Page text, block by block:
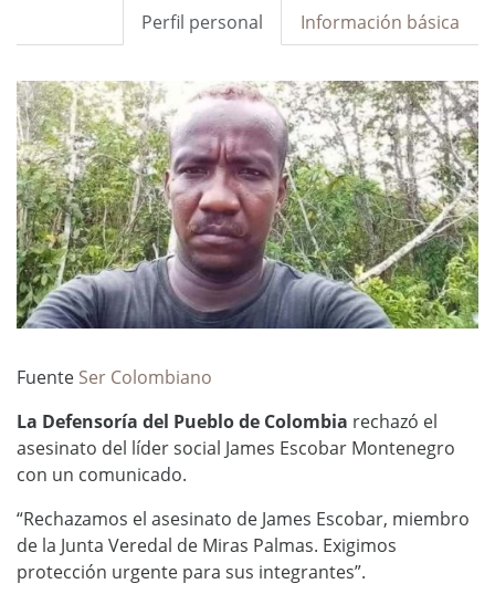
Información básica
Perfil personal
Fuente Ser Colombiano
La Defensoría del Pueblo de Colombia rechazó el
asesinato del líder social James Escobar Montenegro
con un comunicado.
“Rechazamos el asesinato de James Escobar, miembro
de la Junta Veredal de Miras Palmas. Exigimos
protección urgente para sus integrantes”.